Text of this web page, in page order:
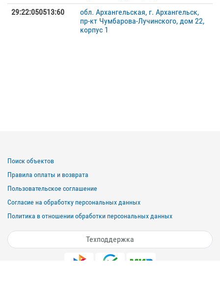
29:22:050513:60
обл. Архангельская, г. Архангельск,
пр-кт Чумбарова-Лучинского, дом 22,
корпус 1
Поиск объектов
Правила оплаты и возврата
Пользовательское соглашение
Согласие на обработку персональных данных
Политика в отношении обработки персональных данных
Техподдержка